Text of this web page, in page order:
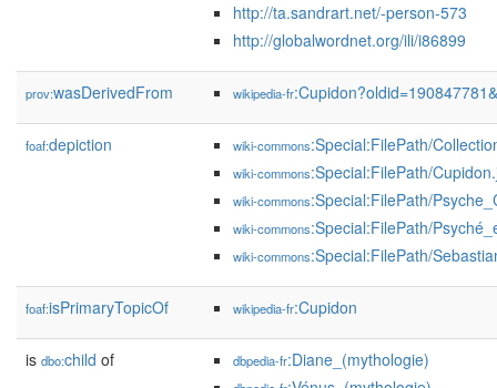
http://ta.sandrart.net/-person-573
http://globalwordnet.org/ili/i86899
prov:wasDerivedFrom wikipedia-fr
foaf:depiction wiki-commons:Special:FilePath/
wiki-commons:Special:FilePath/
wiki-commons:Special:FilePath/
wiki-commons:Special:FilePath/
wiki-commons:Special:FilePath/
foaf:isPrimaryTopicOf wikipedia-fr:Cupidon
is dbo:child of dbpedia-fr:Diane_(mythologie)